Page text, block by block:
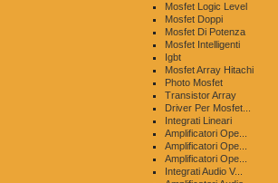
Mosfet Logic Level
Mosfet Doppi
Mosfet Di Potenza
Mosfet Intelligenti
Igbt
Mosfet Array Hitachi
Photo Mosfet
Transistor Array
Driver Per Mosfet...
Integrati Lineari
Amplificatori Ope...
Amplificatori Ope...
Amplificatori Ope...
Integrati Audio V...